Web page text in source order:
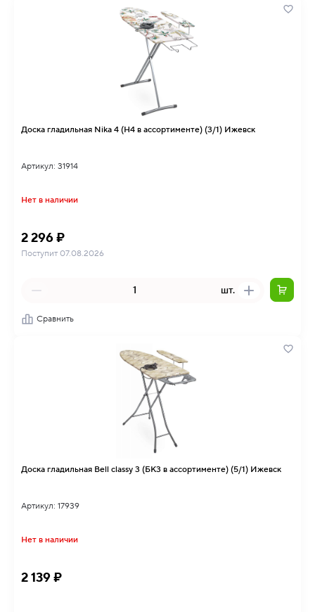
Доска гладильная Nika 4 (Н4 в ассортименте) (3/1) Ижевск
Артикул: 31914
Нет в наличии
2 296 ₽
Поступит 07.08.2026
шт.
Сравнить
Доска гладильная Bell classy 3 (БК3 в ассортименте) (5/1) Ижевск
Артикул: 17939
Нет в наличии
2 139 ₽